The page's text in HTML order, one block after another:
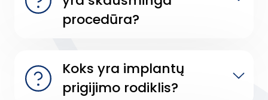
procedūra?
Koks yra implantų
prigijimo rodiklis?